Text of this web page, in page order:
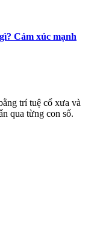
Cảm xúc mạnh
trí tuệ cổ xưa và
qua từng con số.